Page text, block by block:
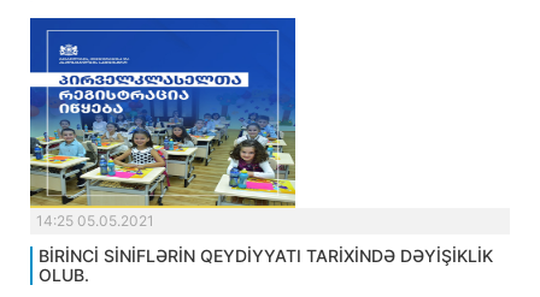
14:25 05.05.2021
BİRİNCİ SİNİFLƏRİN QEYDİYYATI TARİXİNDƏ DƏYİŞİKLİK
OLUB.